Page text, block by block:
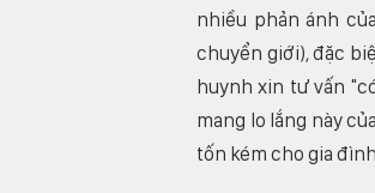
nhiều phản ánh
chuyển giới), đặc
huynh xin tư vấn
mang lo lắng này
tốn kém cho gia